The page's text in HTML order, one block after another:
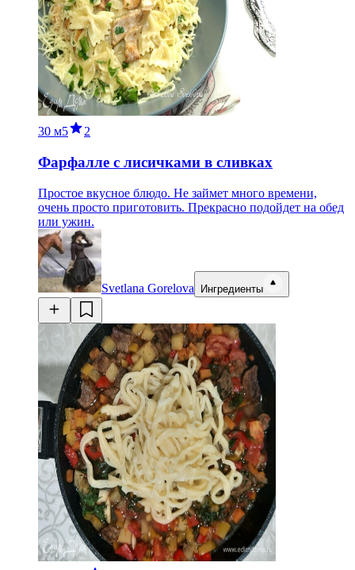
30 м5 2
Фарфалле с лисичками в сливках
Простое вкусное блюдо. Не займет много времени,
очень просто приготовить. Прекрасно подойдет на обед
или ужин.
Svetlana Gorelova Ингредиенты